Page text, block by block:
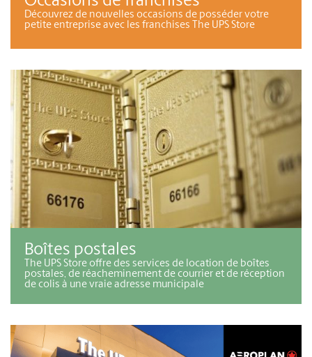
Découvrez de nouvelles occasions de posséder votre
petite entreprise avec les franchises The UPS Store
Boîtes postales
The UPS Store offre des services de location de boîtes
postales, de réacheminement de courrier et de réception
de colis à une vraie adresse municipale